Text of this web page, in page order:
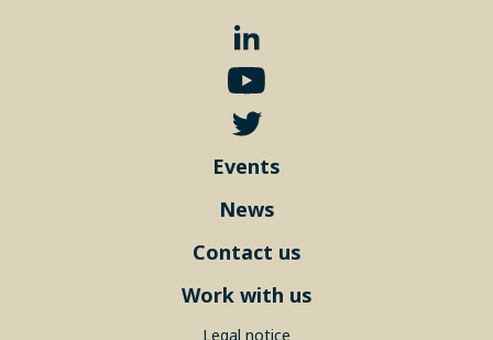
Events
News
Contact us
Work with us
Legal notice